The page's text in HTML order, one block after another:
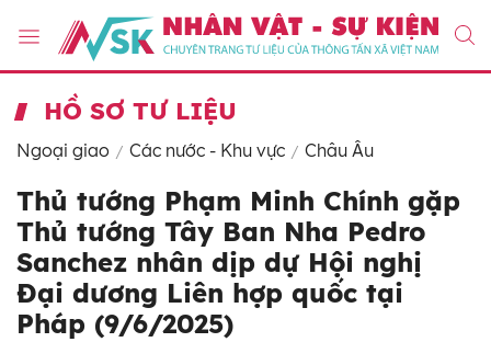
HỒ SƠ TƯ LIỆU
Ngoại giao Các nước - Khu vực Châu Âu
Thủ tướng Phạm Minh Chính gặp
Thủ tướng Tây Ban Nha Pedro
Sanchez nhân dịp dự Hội nghị
Đại dương Liên hợp quốc tại
Pháp (9/6/2025)